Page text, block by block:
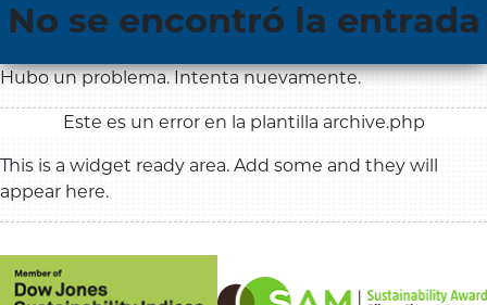
No se encontró la entrada
Hubo un problema. Intenta nuevamente.
Este es un error en la plantilla archive.php
This is a widget ready area. Add some and they will
appear here.